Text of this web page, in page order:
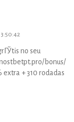
no seu
bonus/
+ 310 rodadas